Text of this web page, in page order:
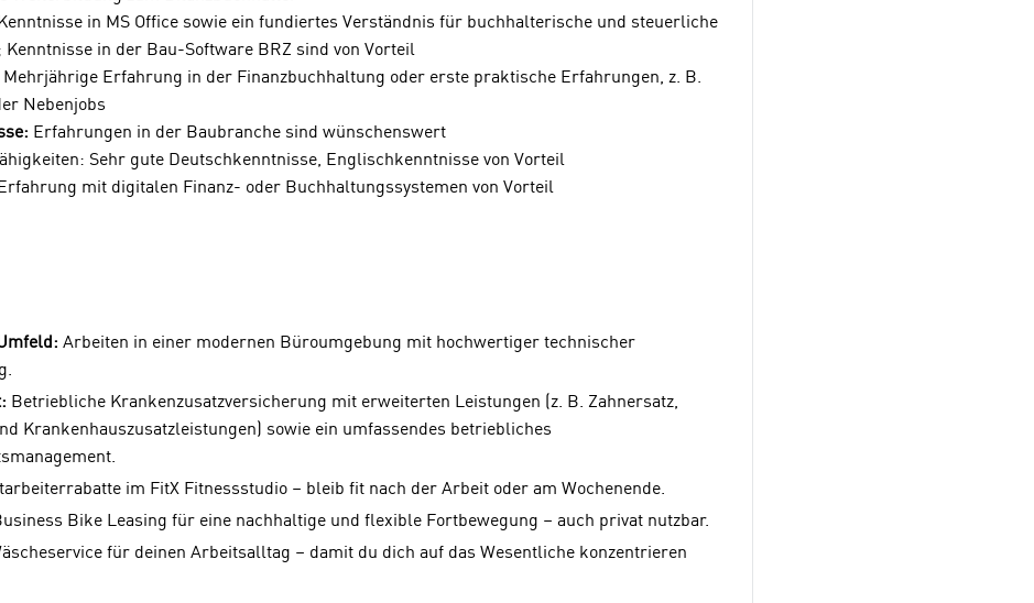
in MS Office sowie ein fundiertes Verständnis für buchhalterische und steuerliche
Kenntnisse in der Bau-Software BRZ sind von Vorteil
Mehrjährige Erfahrung in der Finanzbuchhaltung oder erste praktische Erfahrungen, z. B.
Nebenjobs
Erfahrungen in der Baubranche sind wünschenswert
Sehr gute Deutschkenntnisse, Englischkenntnisse von Vorteil
Erfahrung mit digitalen Finanz- oder Buchhaltungssystemen von Vorteil
Arbeiten in einer modernen Büroumgebung mit hochwertiger technischer
Betriebliche Krankenzusatzversicherung mit erweiterten Leistungen (z. B. Zahnersatz,
Krankenhauszusatzleistungen) sowie ein umfassendes betriebliches
im FitX Fitnessstudio – bleib fit nach der Arbeit oder am Wochenende.
Bike Leasing für eine nachhaltige und flexible Fortbewegung – auch privat nutzbar.
für deinen Arbeitsalltag – damit du dich auf das Wesentliche konzentrieren